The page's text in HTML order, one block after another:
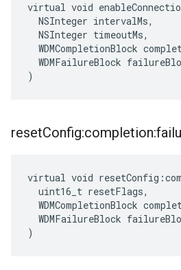
virtual void
  NSInteger intervalMs,
  NSInteger timeoutMs,
WDMCompletionBlock
WDMFailureBlock
)
reset
virtual void
  uint16_t resetFlags,
WDMCompletionBlock
WDMFailureBlock
)